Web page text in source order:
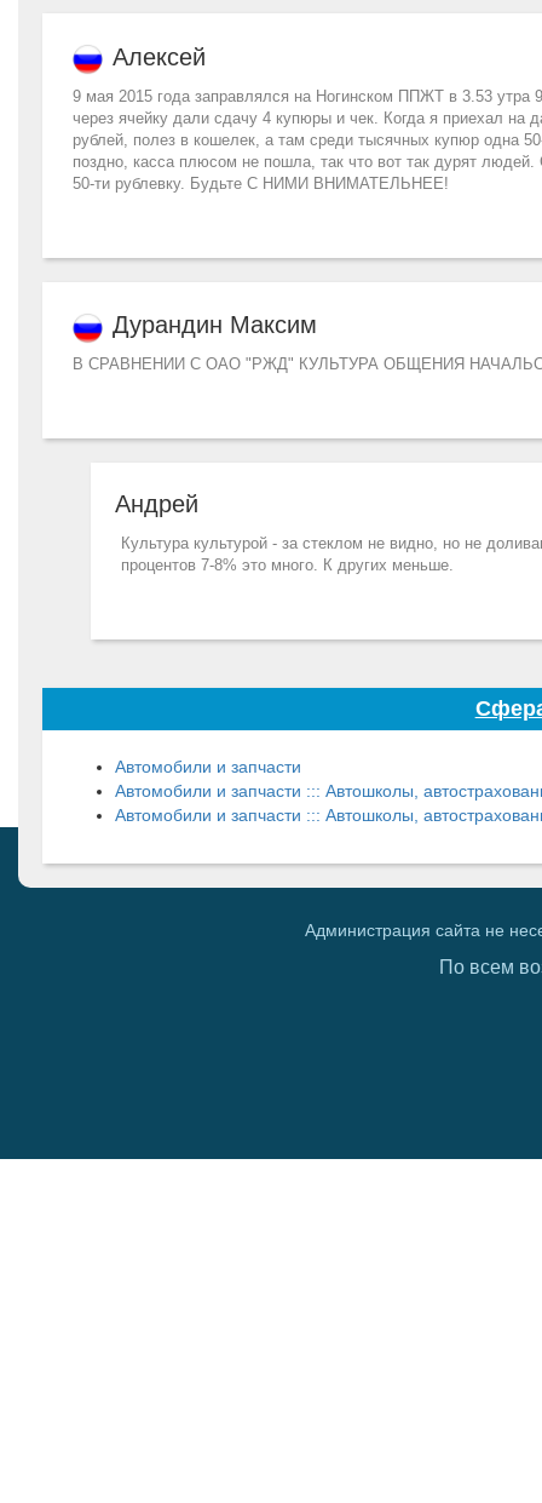
Алексей
9 мая 2015 года заправлялся на Ногинском ППЖТ в 3.53 утра
через ячейку дали сдачу 4 купюры и чек. Когда я приехал на
рублей, полез в кошелек, а там среди тысячных купюр одна
поздно, касса плюсом не пошла, так что вот так дурят
50-ти рублевку. Будьте С НИМИ ВНИМАТЕЛЬНЕЕ!
Дурандин Максим
В СРАВНЕНИИ С ОАО "РЖД" КУЛЬТУРА ОБЩЕНИЯ
Андрей
Культура культурой - за стеклом не видно, но не
процентов 7-8% это много. К других меньше.
Автомобили и запчасти
Автомобили и запчасти ::: Автошколы,
Автомобили и запчасти ::: Автошколы,
Администрация сайта не
По всем